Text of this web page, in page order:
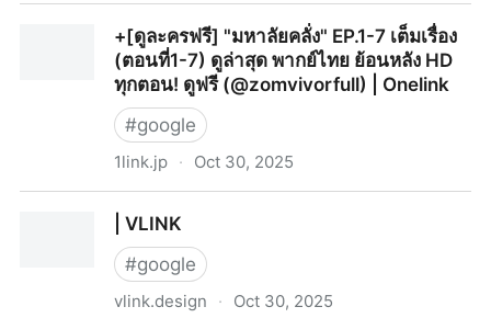
1-7) พากย์ไทย/ซับไทย HD ครบทุกตอน!
@zomvivornetflixfull - Woomy Linkle
+[ดูละครฟรี] "มหาลัยคลั่ง" EP.1-7 เต็มเรื่อง
(ตอนที่1-7) ดูล่าสุด พากย์ไทย ย้อนหลัง HD
ทุกตอน! ดูฟรี (@zomvivorfull) | Onelink
#google
1link.jp · Oct 30, 2025
ล่าสุด พากย์ไทย ย้อนหลัง HD ทุกตอน! ดูฟรี
(@zomvivorfull) | Onelink
| VLINK
#google
vlink.design · Oct 30, 2025